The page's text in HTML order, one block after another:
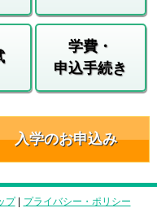
学費・
申込手続き
入学のお申込み
プ| プライバシー・ポリシー